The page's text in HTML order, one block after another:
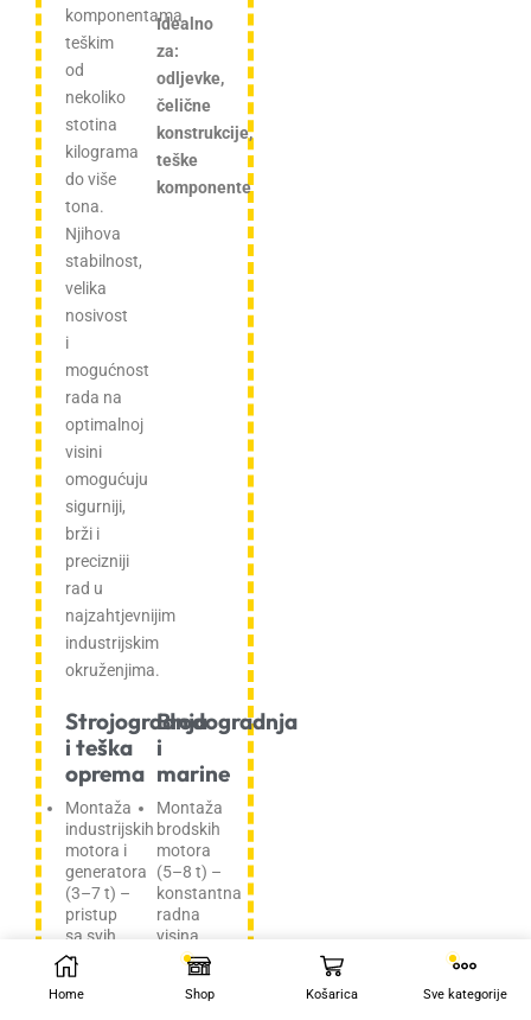
komponentama
teškim
od
nekoliko
stotina
kilograma
do više
tona.
Njihova
stabilnost,
velika
nosivost
i
mogućnost
rada na
optimalnoj
visini
omogućuju
sigurniji,
brži i
precizniji
rad u
najzahtjevnijim
industrijskim
okruženjima.
Idealno
za:
odljevke,
čelične
konstrukcije,
teške
komponente
Strojogradnja
i teška
oprema
Montaža
industrijskih
motora i
generatora
(3–7 t) –
pristup
sa svih
strana
na jednoj
platformi.
Brodogradnja
i
marine
Montaža
brodskih
motora
(5–8 t) –
konstantna
radna
visina
bez
stalnog
angažmana
Home Shop Košarica Sve kategorije